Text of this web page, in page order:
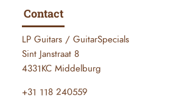
Contact
LP Guitars / GuitarSpecials
Sint Janstraat 8
4331KC Middelburg
+31 118 240559